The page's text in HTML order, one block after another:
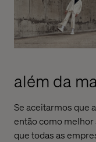
além da
Se aceitarmos que
então como melhor
que todas as